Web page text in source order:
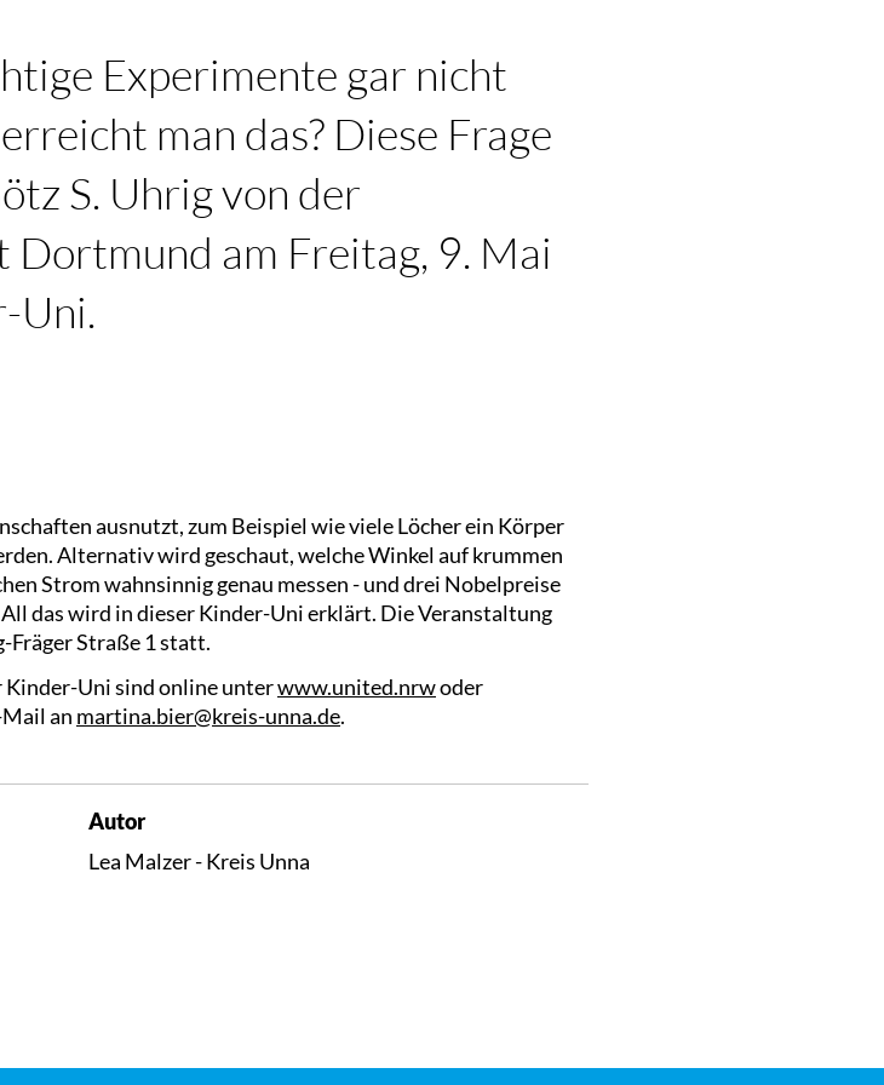
Experimente gar nicht
man das? Diese Frage
S. Uhrig von der
Dortmund am Freitag, 9. Mai
Uni.
ausnutzt, zum Beispiel wie viele Löcher ein Körper
Alternativ wird geschaut, welche Winkel auf krummen
Strom wahnsinnig genau messen - und drei Nobelpreise
das wird in dieser Kinder-Uni erklärt. Die Veranstaltung
Fräger Straße 1 statt.
Kinder-Uni sind online unterwww.united.nrwoder
an martina.bier@kreis-unna.de.
Autor
Lea Malzer - Kreis Unna